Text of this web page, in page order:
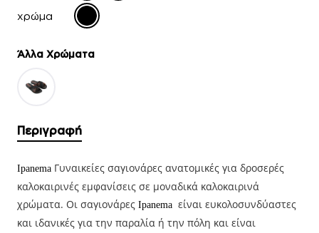
χρώμα
Άλλα Xρώματα
Περιγραφή
Ipanema Γυναικείες σαγιονάρες ανατομικές για δροσερές
καλοκαιρινές εμφανίσεις σε μοναδικά καλοκαιρινά
χρώματα. Οι σαγιονάρες Ipanema είναι ευκολοσυνδύαστες
και ιδανικές για την παραλία ή την πόλη και είναι